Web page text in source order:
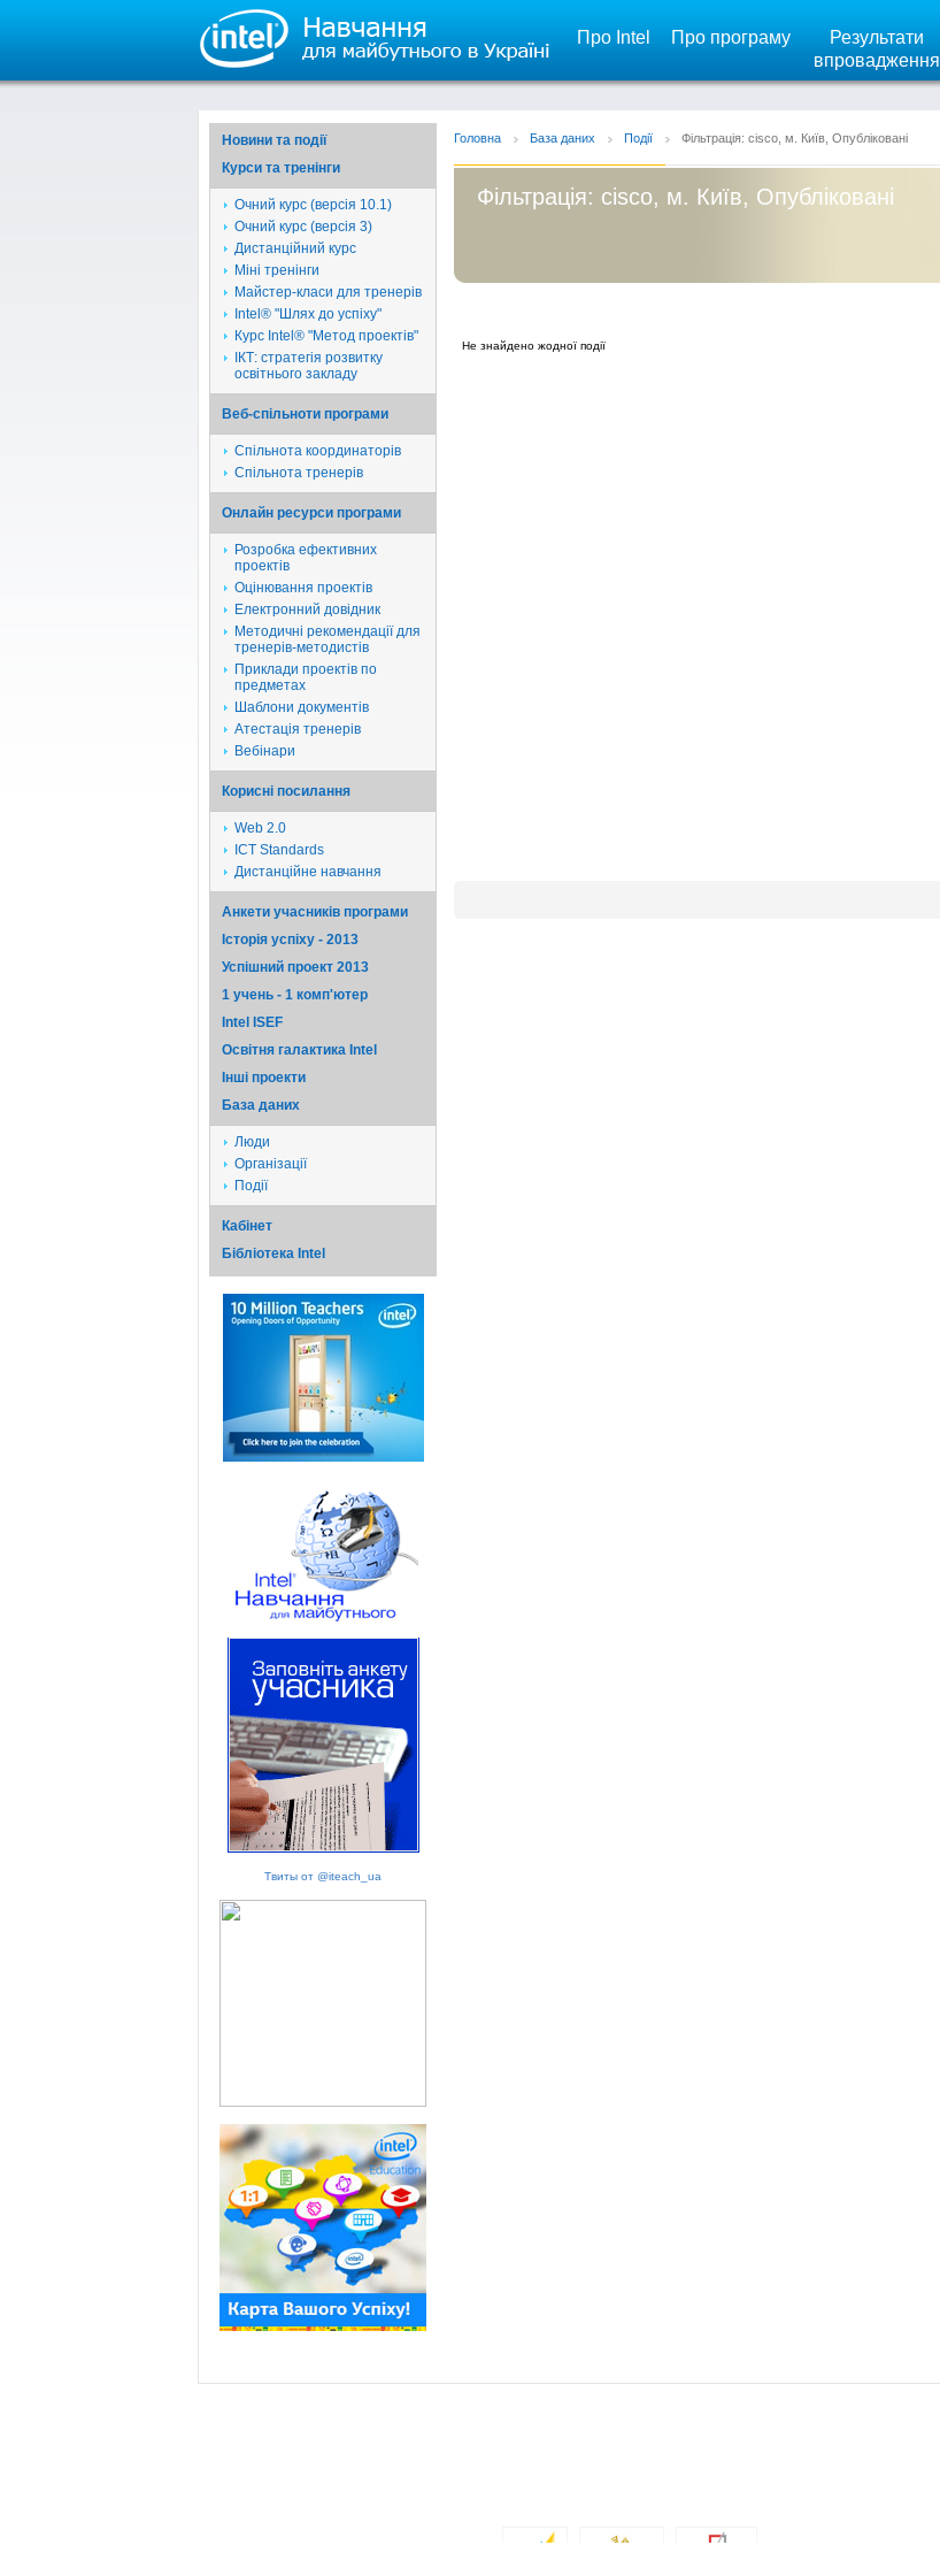
Про Intel Про програму
Результати
впровадження
Новини та події
Курси та тренінги
Очний курс (версія 10.1)
Очний курс (версія 3)
Дистанційний курс
Міні тренінги
Майстер-класи для тренерів
Intel® "Шлях до успіху"
Курс Intel® "Метод проектів"
ІКТ: стратегія розвитку
освітнього закладу
Веб-спільноти програми
Спільнота координаторів
Спільнота тренерів
Онлайн ресурси програми
Розробка ефективних
проектів
Оцінювання проектів
Електронний довідник
Методичні рекомендації для
тренерів-методистів
Приклади проектів по
предметах
Шаблони документів
Атестація тренерів
Вебінари
Корисні посилання
Web 2.0
ICT Standards
Дистанційне навчання
Анкети учасників програми
Історія успіху - 2013
Успішний проект 2013
1 учень - 1 комп'ютер
Intel ISEF
Освітня галактика Intel
Iншi проекти
База даних
Люди
Організації
Події
Кабінет
Бібліотека Intel
Твиты от @iteach_ua
Головна База даних Події Фільтрація: cisco, м. Київ, Опубліковані
Фільтрація: cisco, м. Київ, Опубліковані
Не знайдено жодної події